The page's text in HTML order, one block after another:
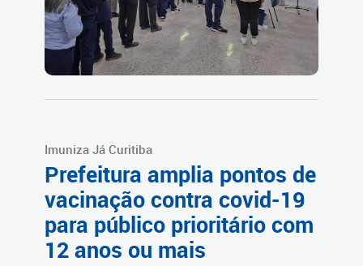
Imuniza Já Curitiba
Prefeitura amplia pontos de
vacinação contra covid-19
para público prioritário com
12 anos ou mais